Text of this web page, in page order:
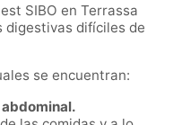
SIBO en Terrassa
digestivas difíciles de
se encuentran: